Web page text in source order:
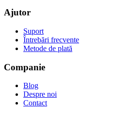
Ajutor
Suport
Întrebări frecvente
Metode de plată
Companie
Blog
Despre noi
Contact